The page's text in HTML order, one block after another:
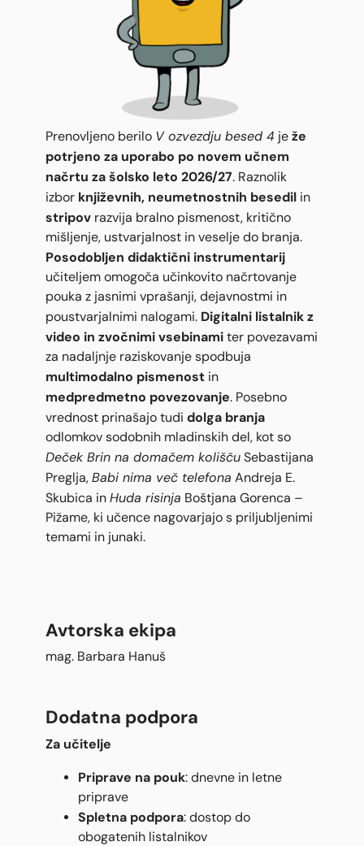
Prenovljeno berilo V ozvezdju besed 4 je že
potrjeno za uporabo po novem učnem
načrtu za šolsko leto 2026/27. Raznolik
izbor književnih, neumetnostnih besedil in
stripov razvija bralno pismenost, kritično
mišljenje, ustvarjalnost in veselje do branja.
Posodobljen didaktični instrumentarij
učiteljem omogoča učinkovito načrtovanje
pouka z jasnimi vprašanji, dejavnostmi in
poustvarjalnimi nalogami. Digitalni listalnik z
video in zvočnimi vsebinami ter povezavami
za nadaljnje raziskovanje spodbuja
multimodalno pismenost in
medpredmetno povezovanje. Posebno
vrednost prinašajo tudi dolga branja
odlomkov sodobnih mladinskih del, kot so
Deček Brin na domačem kolišču Sebastijana
Preglja, Babi nima več telefona Andreja E.
Skubica in Huda risinja Boštjana Gorenca –
Pižame, ki učence nagovarjajo s priljubljenimi
temami in junaki.
Avtorska ekipa
mag. Barbara Hanuš
Dodatna podpora
Za učitelje
Priprave na pouk: dnevne in letne
priprave
Spletna podpora: dostop do
obogatenih listalnikov